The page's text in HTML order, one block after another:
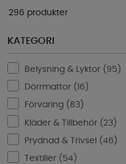
296 produkter
KATEGORI
Belysning & Lyktor ( 95 )
Dörrmattor ( 16 )
Förvaring ( 83)
Kläder & Tillbehör ( 23 )
Prydnad & Trivsel (46 )
Textilier ( 54)